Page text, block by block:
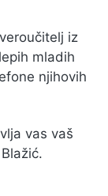
iz
mladih
njihovih
vas vaš